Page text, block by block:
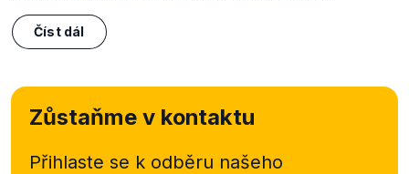
Číst dál
Zůstaňme v kontaktu
Přihlaste se k odběru našeho